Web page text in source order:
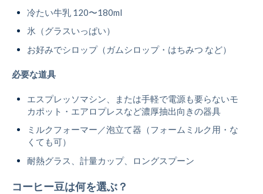
冷たい牛乳 120〜180ml
氷（グラスいっぱい）
お好みでシロップ（ガムシロップ・はちみつ など）
必要な道具
エスプレッソマシン、または手軽で電源も要らないモ
カポット・エアロプレスなど濃厚抽出向きの器具
ミルクフォーマー／泡立て器（フォームミルク用・な
くても可）
耐熱グラス、計量カップ、ロングスプーン
コーヒー豆は何を選ぶ？